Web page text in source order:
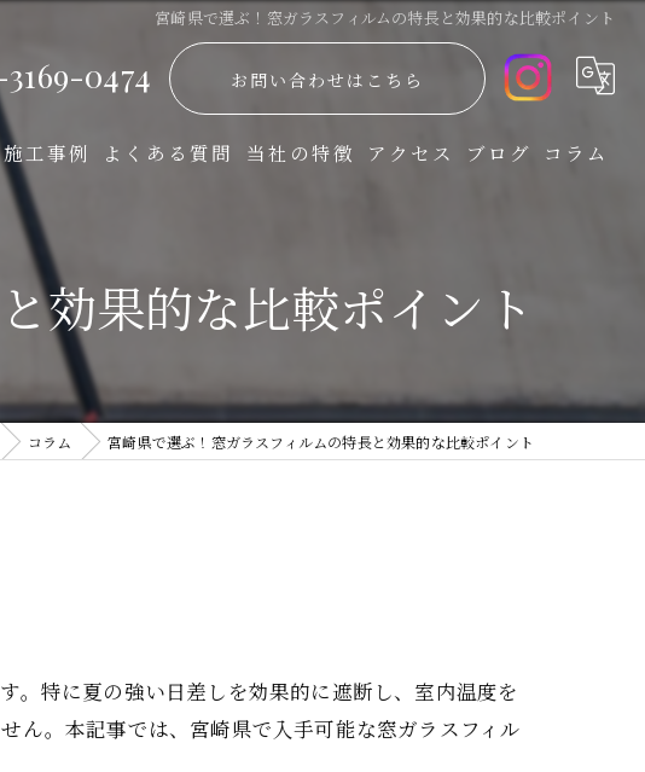
宮崎県で選ぶ！窓ガラスフィルムの特長と効果的な比較ポイント
0474 お問い合わせはこちら
施工事例 よくある質問 当社の特徴
飛散防止
UVカット
アクセス ブログ コラム
効果的な比較ポイント
コラム 宮崎県で選ぶ！窓ガラスフィルムの特長と効果的な比較ポイント
。特に夏の強い日差しを効果的に遮断し、室内温度を
ん。本記事では、宮崎県で入手可能な窓ガラスフィル